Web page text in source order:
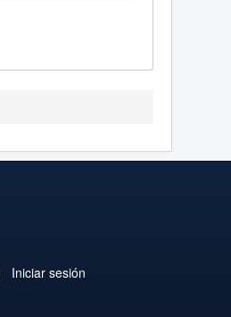
Iniciar sesión